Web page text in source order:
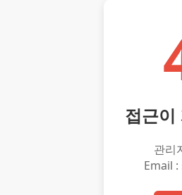
접근이
관리
Email